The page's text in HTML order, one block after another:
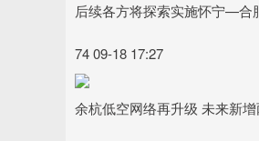
后续各方将探索实施怀宁—合
74 09-18 17:27
余杭低空网络再升级 未来新